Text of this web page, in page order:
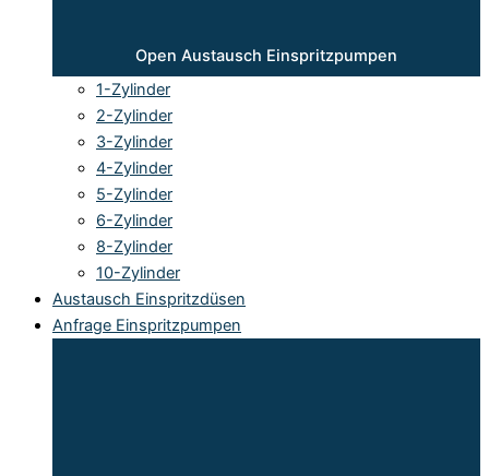
Open Austausch Einspritzpumpen
1-Zylinder
2-Zylinder
3-Zylinder
4-Zylinder
5-Zylinder
6-Zylinder
8-Zylinder
10-Zylinder
Austausch Einspritzdüsen
Anfrage Einspritzpumpen